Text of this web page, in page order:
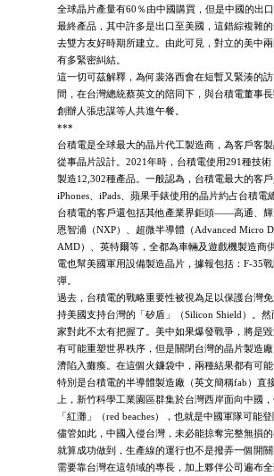
全球晶片產量有60％由中國購買，但是中國的出
最終產品，其中許多是出口至美國，這錯綜複雜
去雙方友好時期所建立。由此可見，對立的美中
有多緊密糾結。
這一切可茲解釋，為何裴洛西會在短暫又緊湊的
間，在台灣總統蔡英文的陪同下，與台積電董事
創辦人張忠謀等人共進午餐。
***
台積電是全球最大的晶片代工製造商，為客戶客
從事晶片設計。2021年時，台積電使用291種技
製造12,302種產品。一般認為，台積電最大的客戶
iPhones、iPads、蘋果手錶使用的晶片約占台積電
台積電的客戶還包括其他產業界鉅頭――高通、輝
恩智浦（NXP）、超微半導體（Advanced Micro
AMD）、英特爾等，全都為車輛及遊戲機製造商
電也幫美國軍用設備製造晶片，據報包括：F-35
彈。
過去，台積電的戰略重要性被視為足以保護台灣
持美國支持台灣的「矽盾」（Silicon Shield）。
家對此不太有把握了。美中如果爆發戰爭，將是
有可能重塑世界秩序，但是關閉台灣的晶片製造
濟陷入癱瘓。在這個火鐮袋中，兩種結果都有可能
特別是台積電的半導體製造廠（英文簡稱fab）直
上，新竹科學工業園區群集於台灣西岸面向中國
「紅灘」（red beaches），也就是中國軍隊可能登
儘管如此，中國入侵台灣，未必能掠奪完整無損的
就算成功做到，生產線的運行也不是撥弄一個開
需要靠台灣在這領域的專長，加上夥伴公司遍布